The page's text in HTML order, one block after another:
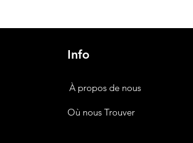
Info
Où nous Trouver
À propos de nous